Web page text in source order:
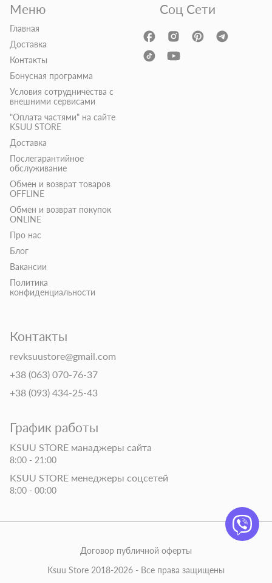
Меню
Главная
Доставка
Контакты
Бонусная программа
Условия сотрудничества с
внешними сервисами
"Оплата частями" на сайте
KSUU STORE
Доставка
Послегарантийное
обслуживание
Обмен и возврат товаров
OFFLINE
Обмен и возврат покупок
ONLINE
Про нас
Блог
Вакансии
Политика
конфиденциальности
Контакты
revksuustore@gmail.com
+38 (063) 070-76-37
+38 (093) 434-25-43
График работы
KSUU STORE манаджеры сайта
8:00 - 21:00
KSUU STORE менеджеры соцсетей
8:00 - 00:00
Соц Сети
Ksuu Store 2018-2026 - Все права защищены
Договор публичной оферты